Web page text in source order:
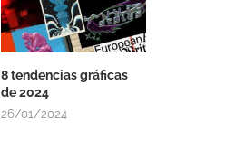
8 tendencias gráficas
de 2024
26/01/2024